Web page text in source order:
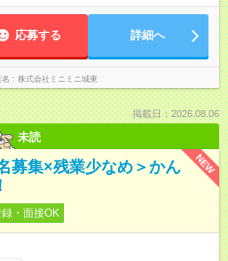
メ。
応募する 詳細へ
株式会社ミニミニ城東
掲載日：2026.08.06
未読
NEW
募集×残業少なめ＞かん
・面接OK